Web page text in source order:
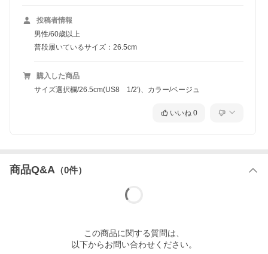
投稿者情報
男性/60歳以上
普段履いているサイズ：26.5cm
購入した商品
サイズ選択欄/26.5cm(US8 1/2')、カラー/ベージュ
いいね 0
商品Q&A （0件）
この商品に関する質問は、
以下からお問い合わせください。